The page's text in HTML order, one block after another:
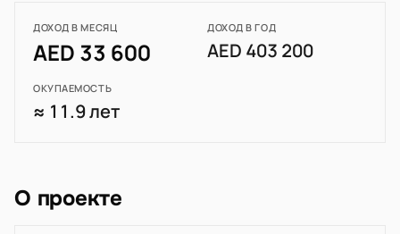
ДОХОД В МЕСЯЦ
AED 33 600
ДОХОД В ГОД
AED 403 200
ОКУПАЕМОСТЬ
≈ 11.9 лет
О проекте